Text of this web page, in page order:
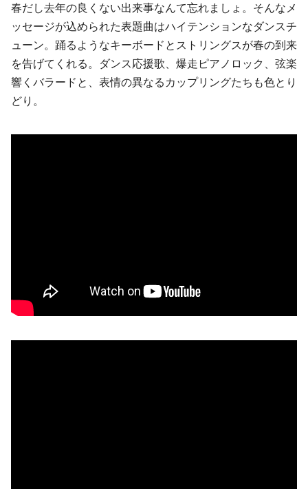
春だし去年の良くない出来事なんて忘れましょ。そんなメ
ッセージが込められた表題曲はハイテンションなダンスチ
ューン。踊るようなキーボードとストリングスが春の到来
を告げてくれる。ダンス応援歌、爆走ピアノロック、弦楽
響くバラードと、表情の異なるカップリングたちも色とり
どり。